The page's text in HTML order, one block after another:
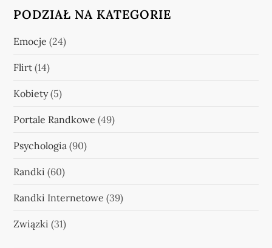
PODZIAŁ NA KATEGORIE
Emocje (24)
Flirt (14)
Kobiety(5)
Portale Randkowe (49)
Psychologia (90)
Randki (60)
Randki Internetowe (39)
Związki (31)